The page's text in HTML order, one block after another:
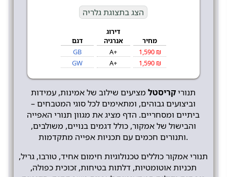
הצג בתצוגת גלריה
דגם
דירוג
אנרגיה
מחיר
GB
A+
1,590 ₪
GW
A+ 1,590 ₪
תנוריקריסטלמציעים שילוב של אמינות, עמידות
וביצועים גבוהים, ומתאימים לכל סוגי המטבחים –
ביתיים ומסחריים. הדף מציג את מגוון תנורי האפייה
והבישול של אמקור, כולל דגמים בנויים, משולבים,
ותנורים חכמים עם תכניות אפייה מתקדמות.
תנורי אמקור כוללים טכנולוגיות חימום אחיד, טורבו, גריל,
תכניות אוטומטיות, דלתות בטיחות, זכוכית כפולה,